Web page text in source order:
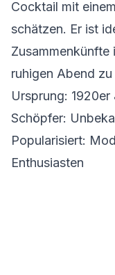
Cocktail mit
schätzen. Er ist
Zusammenkünfte
ruhigen Abend
Ursprung: 1920er
Schöpfer:
Popularisiert:
Enthusiasten